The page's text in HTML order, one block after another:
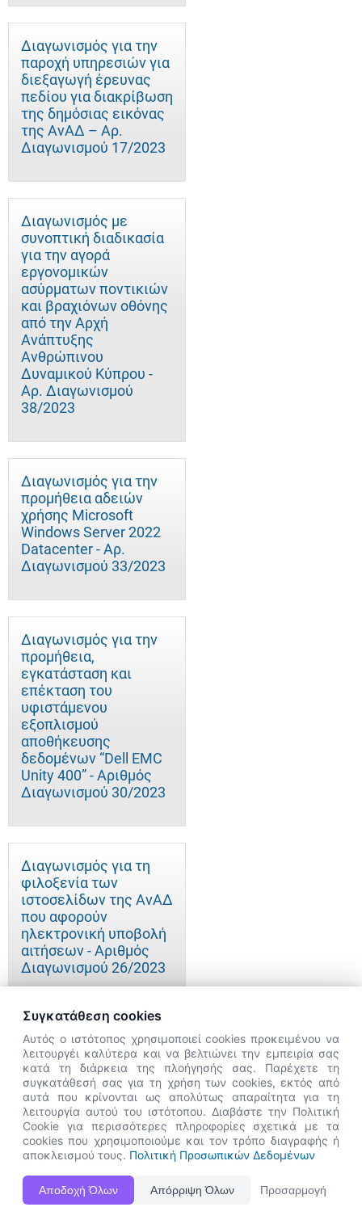
Διαγωνισμός για την
παροχή υπηρεσιών για
διεξαγωγή έρευνας
πεδίου για διακρίβωση
της δημόσιας εικόνας
της ΑνΑΔ – Αρ.
Διαγωνισμού 17/2023
Διαγωνισμός με
συνοπτική διαδικασία
για την αγορά
εργονομικών
ασύρματων ποντικιών
και βραχιόνων οθόνης
από την Αρχή
Ανάπτυξης
Ανθρώπινου
Δυναμικού Κύπρου -
Αρ. Διαγωνισμού
38/2023
Διαγωνισμός για την
προμήθεια αδειών
χρήσης Microsoft
Windows Server 2022
Datacenter - Αρ.
Διαγωνισμού 33/2023
Διαγωνισμός για την
προμήθεια,
εγκατάσταση και
επέκταση του
υφιστάμενου
εξοπλισμού
αποθήκευσης
δεδομένων “Dell EMC
Unity 400” - Αριθμός
Διαγωνισμού 30/2023
Διαγωνισμός για τη
φιλοξενία των
ιστοσελίδων της ΑνΑΔ
που αφορούν
ηλεκτρονική υποβολή
αιτήσεων - Αριθμός
Διαγωνισμού 26/2023
Διαγωνισμός για την
παροχή υπηρεσιών
υποδοχής και φύλαξης
στο κτήριο της Αρχής
Ανάπτυξης
Ανθρώπινου
Δυναμικού Κύπρου για
περίοδο τριών (3)
ετών - Αρ.
Διαγωνισμού 22/2023
👋 Καλώς ήρθες! Είμαι η Νόησις.
Πες μου πώς μπορώ να σε βοηθήσω
σήμερα.
Συγκατάθεση cookies
Αυτός ο ιστότοπος χρησιμοποιεί cookies προκειμένου να
λειτουργέι καλύτερα και να βελτιώνει την εμπειρία σας
κατά τη διάρκεια της πλοήγησής σας. Παρέχετε τη
συγκατάθεσή σας για τη χρήση των cookies, εκτός από
αυτά που κρίνονται ως απολύτως απαραίτητα για τη
λειτουργία αυτού του ιστότοπου. Διαβάστε την Πολιτική
Cookie για περισσότερες πληροφορίες σχετικά με τα
cookies που χρησιμοποιούμε και τον τρόπο διαγραφής ή
αποκλεισμού τους. Πολιτική Προσωπικών Δεδομένων
Αποδοχή Όλων Απόρριψη Όλων Προσαρμογή